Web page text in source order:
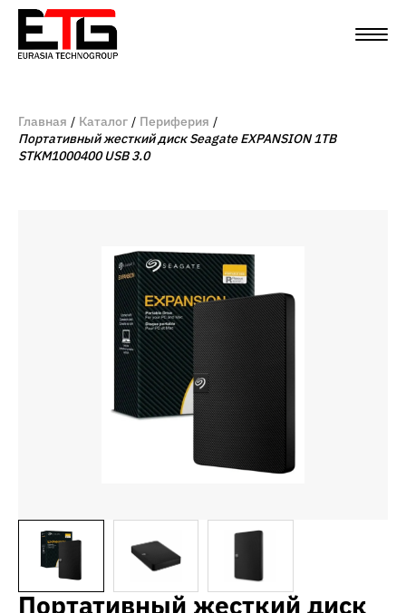
Главная Каталог
Периферия
Портативный жесткий диск Seagate EXPANSION 1TB
STKM1000400 USB 3.0
Портативный жесткий диск